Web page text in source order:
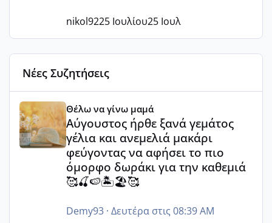
nikol9225 Ιουλίου25 Ιουλ
Νέες Συζητήσεις
Αύγουστος ήρθε ξανά γεμάτος γέλια και ανεμελιά
Θέλω να γίνω μαμά
Αύγουστος ήρθε ξανά γεμάτος
γέλια και ανεμελιά μακάρι
φεύγοντας να αφήσει το πιο
όμορφο δωράκι για την καθεμιά
🥰🍒🍉🏝️🏖️🥰
Demy93· Δευτέρα στις 08:39 AM